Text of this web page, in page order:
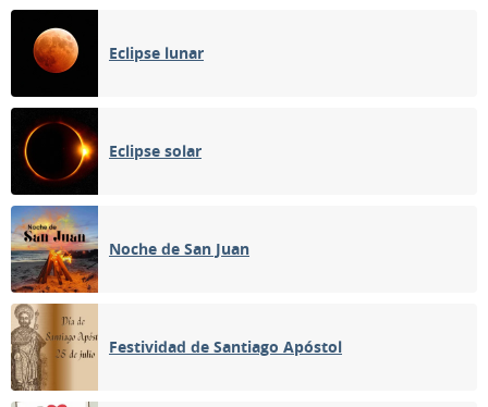
Eclipse lunar
Eclipse solar
Noche de San Juan
Festividad de Santiago Apóstol